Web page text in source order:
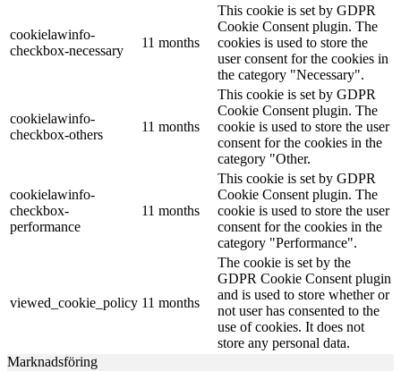
cookielawinfo-
checkbox-necessary
11 months
This cookie is set by GDPR
Cookie Consent plugin. The
cookies is used to store the
user consent for the cookies in
the category "Necessary".
cookielawinfo-
checkbox-others
11 months
This cookie is set by GDPR
Cookie Consent plugin. The
cookie is used to store the user
consent for the cookies in the
category "Other.
cookielawinfo-
checkbox-
performance
11 months
This cookie is set by GDPR
Cookie Consent plugin. The
cookie is used to store the user
consent for the cookies in the
category "Performance".
viewed_cookie_policy 11 months
The cookie is set by the
GDPR Cookie Consent plugin
and is used to store whether or
not user has consented to the
use of cookies. It does not
store any personal data.
Marknadsföring